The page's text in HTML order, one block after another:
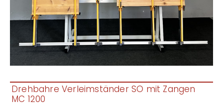
Drehbahre Verleimständer SO mit Zangen
MC 1200